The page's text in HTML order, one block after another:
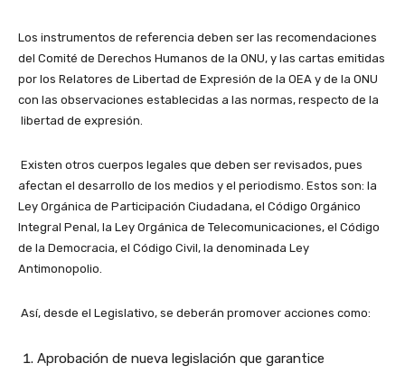
Los instrumentos de referencia deben ser las recomendaciones
del Comité de Derechos Humanos de la ONU, y las cartas emitidas
por los Relatores de Libertad de Expresión de la OEA y de la ONU
con las observaciones establecidas a las normas, respecto de la
libertad de expresión.
Existen otros cuerpos legales que deben ser revisados, pues
afectan el desarrollo de los medios y el periodismo. Estos son: la
Ley Orgánica de Participación Ciudadana, el Código Orgánico
Integral Penal, la Ley Orgánica de Telecomunicaciones, el Código
de la Democracia, el Código Civil, la denominada Ley
Antimonopolio.
Así, desde el Legislativo, se deberán promover acciones como:
Aprobación de nueva legislación que garantice